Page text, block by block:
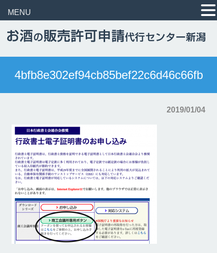
4bfb8e302ef94cb85bef22c6d46c66fb
2019/01/04
MENU